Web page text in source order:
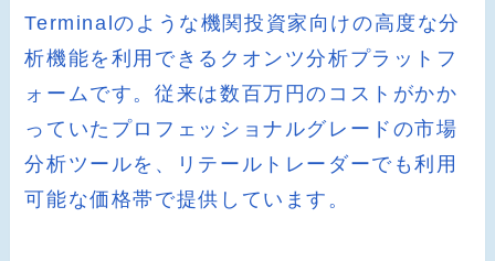
Terminalのような機関投資家向けの高度な分
析機能を利用できるクオンツ分析プラットフ
ォームです。従来は数百万円のコストがかか
っていたプロフェッショナルグレードの市場
分析ツールを、リテールトレーダーでも利用
可能な価格帯で提供しています。